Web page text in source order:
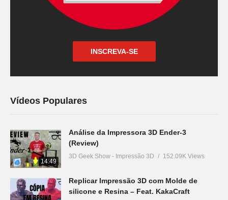
INSCREVA-SE
Vídeos Populares
14:49
Análise da Impressora 3D Ender-3
(Review)
3D Geek Show - Impressão 3D 152.09K Views
Replicar Impressão 3D com Molde de
silicone e Resina – Feat. KakaCraft